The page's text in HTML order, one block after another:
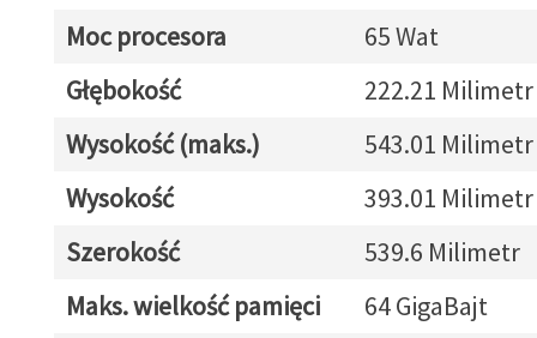
Moc procesora
65 Wat
Głębokość
222.21 Milimetr
Wysokość (maks.)
543.01 Milimetr
Wysokość
393.01 Milimetr
Szerokość
539.6 Milimetr
Maks. wielkość pamięci
64 GigaBajt